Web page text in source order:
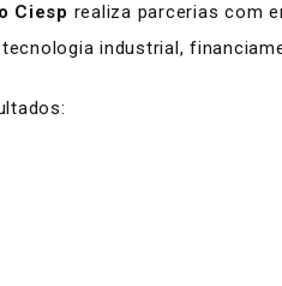
o Ciesp realiza parcerias com
industrial,